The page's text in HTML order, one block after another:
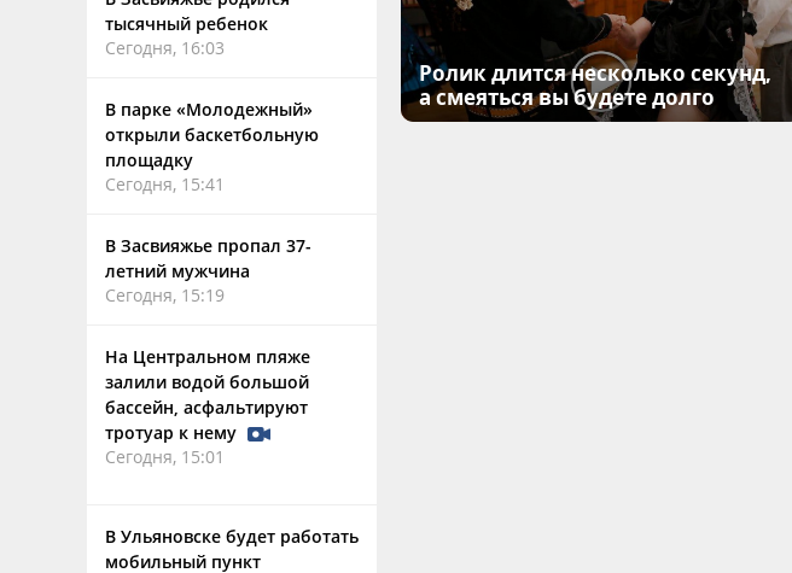
тысячный ребенок
Сегодня, 16:03
В парке «Молодежный»
открыли баскетбольную
площадку
Сегодня, 15:41
В Засвияжье пропал 37-
летний мужчина
Сегодня, 15:19
На Центральном пляже
залили водой большой
бассейн, асфальтируют
тротуар к нему
Сегодня, 15:01
В Ульяновске будет работать
мобильный пункт
Ролик длится несколько секунд,
а смеяться вы будете долго